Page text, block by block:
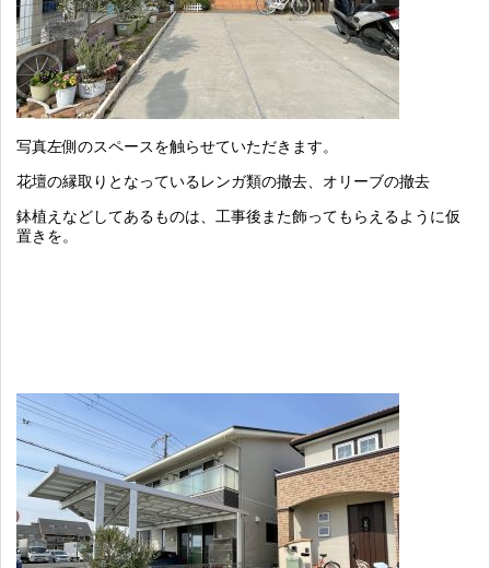
写真左側のスペースを触らせていただきます。
花壇の縁取りとなっているレンガ類の撤去、オリーブの撤去
鉢植えなどしてあるものは、工事後また飾ってもらえるように仮
置きを。